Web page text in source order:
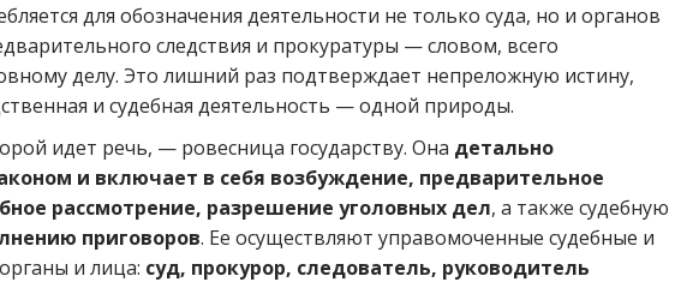
для обозначения деятельности не только суда, но и органов
следствия и прокуратуры — словом, всего
делу. Это лишний раз подтверждает непреложную истину,
и судебная деятельность — одной природы.
идет речь, — ровесница государству. Она детально
и включает в себя возбуждение, предварительное
рассмотрение, разрешение уголовных дел, а также судебную
приговоров. Ее осуществляют управомоченные судебные и
и лица: суд, прокурор, следователь, руководитель